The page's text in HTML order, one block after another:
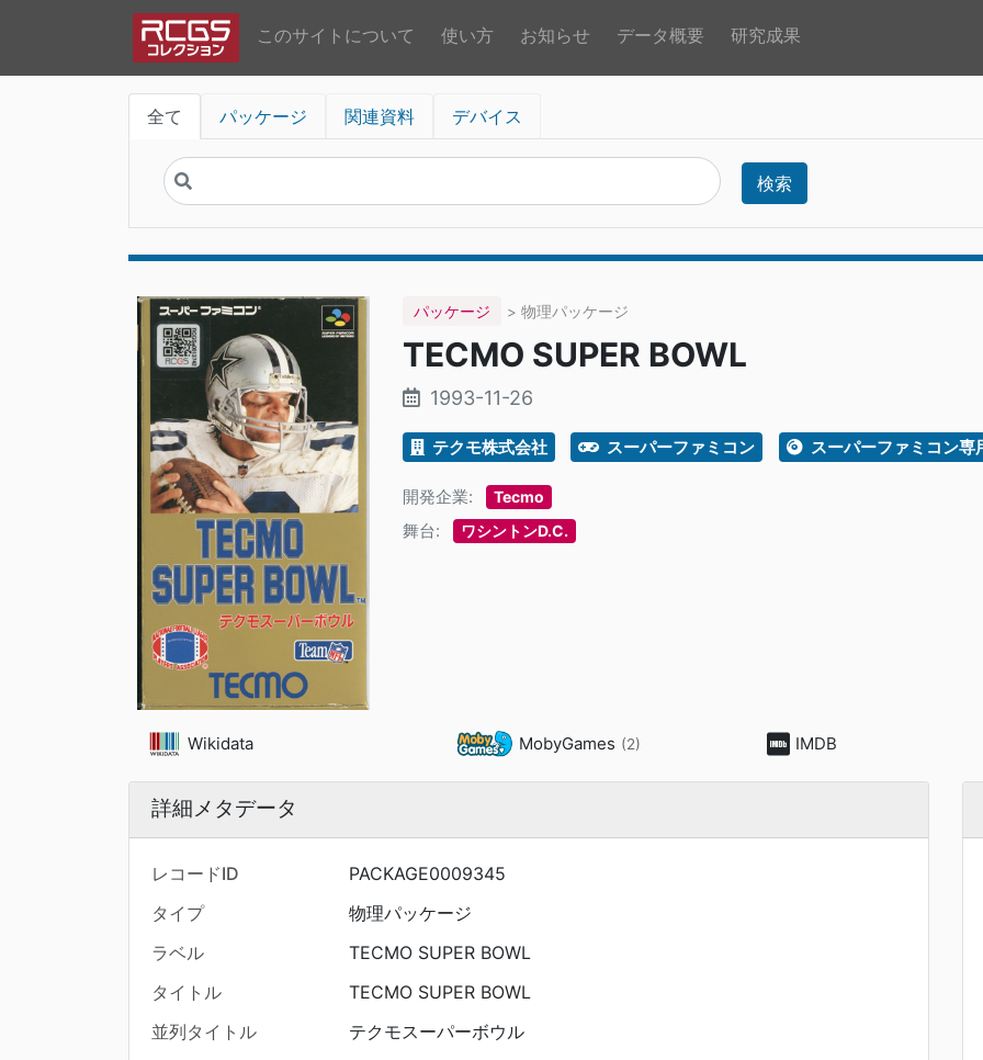
このサイトについて 使い方 お知らせ データ概要 研究成果
全て パッケージ 関連資料 デバイス
検索
パッケージ > 物理パッケージ
TECMO SUPER BOWL
1993-11-26
テクモ株式会社 スーパーファミコン スーパーファミコン専
開発企業: Tecmo
舞台: ワシントンD.C.
Wikidata MobyGames (2) IMDB
詳細メタデータ
レコードID
PACKAGE0009345
タイプ
物理パッケージ
ラベル
TECMO SUPER BOWL
タイトル
TECMO SUPER BOWL
並列タイトル
テクモスーパーボウル